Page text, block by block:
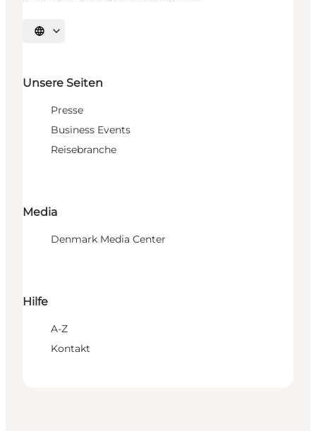
Sprache auswählen
Unsere Seiten
Presse
Business Events
Reisebranche
Media
Denmark Media Center
Hilfe
A-Z
Kontakt